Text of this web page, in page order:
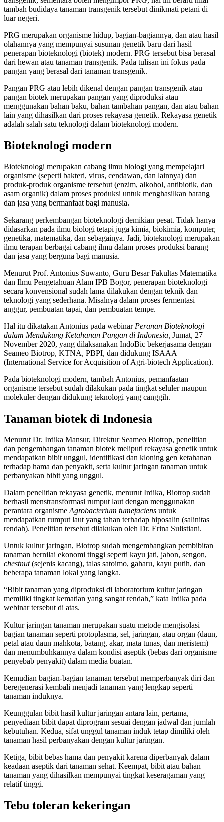
tambah budidaya tanaman transgenik tersebut dinikmati petani di
luar negeri.
PRG merupakan organisme hidup, bagian-bagiannya, dan atau hasil
olahannya yang mempunyai susunan genetik baru dari hasil
penerapan bioteknologi (biotek) modern. PRG tersebut bisa berasal
dari hewan atau tanaman transgenik. Pada tulisan ini fokus pada
pangan yang berasal dari tanaman transgenik.
Pangan PRG atau lebih dikenal dengan pangan transgenik atau
pangan biotek merupakan pangan yang diproduksi atau
menggunakan bahan baku, bahan tambahan pangan, dan atau bahan
lain yang dihasilkan dari proses rekayasa genetik. Rekayasa genetik
adalah salah satu teknologi dalam bioteknologi modern.
Bioteknologi modern
Bioteknologi merupakan cabang ilmu biologi yang mempelajari
organisme (seperti bakteri, virus, cendawan, dan lainnya) dan
produk-produk organisme tersebut (enzim, alkohol, antibiotik, dan
asam organik) dalam proses produksi untuk menghasilkan barang
dan jasa yang bermanfaat bagi manusia.
Sekarang perkembangan bioteknologi demikian pesat. Tidak hanya
didasarkan pada ilmu biologi tetapi juga kimia, biokimia, komputer,
genetika, matematika, dan sebagainya. Jadi, bioteknologi merupakan
ilmu terapan berbagai cabang ilmu dalam proses produksi barang
dan jasa yang berguna bagi manusia.
Menurut Prof. Antonius Suwanto, Guru Besar Fakultas Matematika
dan Ilmu Pengetahuan Alam IPB Bogor, penerapan bioteknologi
secara konvensional sudah lama dilakukan dengan teknik dan
teknologi yang sederhana. Misalnya dalam proses fermentasi
anggur, pembuatan tapai, dan pembuatan tempe.
Hal itu dikatakan Antonius pada webinar Peranan Bioteknologi
dalam Mendukung Ketahanan Pangan di Indonesia, Jumat, 27
November 2020, yang dilaksanakan IndoBic bekerjasama dengan
Seameo Biotrop, KTNA, PBPI, dan didukung ISAAA
(International Service for Acquisition of Agri-biotech Application).
Pada bioteknologi modern, tambah Antonius, pemanfaatan
organisme tersebut sudah dilakukan pada tingkat seluler maupun
molekuler dengan didukung teknologi yang canggih.
Tanaman biotek di Indonesia
Menurut Dr. Irdika Mansur, Direktur Seameo Biotrop, penelitian
dan pengembangan tanaman biotek meliputi rekayasa genetik untuk
mendapatkan bibit unggul, identifikasi dan kloning gen ketahanan
terhadap hama dan penyakit, serta kultur jaringan tanaman untuk
perbanyakan bibit yang unggul.
Dalam penelitian rekayasa genetik, menurut Irdika, Biotrop sudah
berhasil menstransformasi rumput laut dengan menggunakan
perantara organismeAgrobacterium tumefaciens untuk
mendapatkan rumput laut yang tahan terhadap hiposalin (salinitas
rendah). Penelitian tersebut dilakukan oleh Dr. Erina Sulistiani.
Untuk kultur jaringan, Biotrop sudah mengembangkan pembibitan
tanaman bernilai ekonomi tinggi seperti kayu jati, jabon, sengon,
chestnut(sejenis kacang), talas satoimo, gaharu, kayu putih, dan
beberapa tanaman lokal yang langka.
“Bibit tanaman yang diproduksi di laboratorium kultur jaringan
memiliki tingkat kematian yang sangat rendah,” kata Irdika pada
webinar tersebut di atas.
Kultur jaringan tanaman merupakan suatu metode mengisolasi
bagian tanaman seperti protoplasma, sel, jaringan, atau organ (daun,
petal atau daun mahkota, batang, akar, mata tunas, dan meristem)
dan menumbuhkannya dalam kondisi aseptik (bebas dari organisme
penyebab penyakit) dalam media buatan.
Kemudian bagian-bagian tanaman tersebut memperbanyak diri dan
beregenerasi kembali menjadi tanaman yang lengkap seperti
tanaman induknya.
Keunggulan bibit hasil kultur jaringan antara lain, pertama,
penyediaan bibit dapat diprogram sesuai dengan jadwal dan jumlah
kebutuhan. Kedua, sifat unggul tanaman induk tetap dimiliki oleh
tanaman hasil perbanyakan dengan kultur jaringan.
Ketiga, bibit bebas hama dan penyakit karena diperbanyak dalam
keadaan aseptik dari tanaman sehat. Keempat, bibit atau bahan
tanaman yang dihasilkan mempunyai tingkat keseragaman yang
relatif tinggi.
Tebu toleran kekeringan